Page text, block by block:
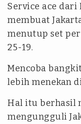
Service ace dari
membuat
menutup set
25-19.
Mencoba
lebih menekan
Hal itu berhasil
mengungguli